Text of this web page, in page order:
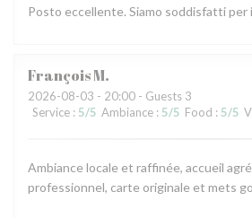
Posto eccellente. Siamo soddisfatti per
FrançoisM
2026-08-03 - 20:00 - Guests 3
Service : 5/5 Ambiance : 5/5 Food : 5/5
Ambiance locale et raffinée, accueil
professionnel, carte originale et mets